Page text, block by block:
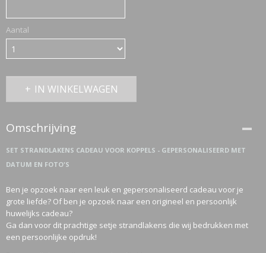
Aantal
IN WINKELWAGEN
Omschrijving
SET STRANDLAKENS CADEAU VOOR KOPPELS - GEPERSONALISEERD MET
DATUM EN FOTO'S
Ben je opzoek naar een leuk en gepersonaliseerd cadeau voor je
grote liefde? Of ben je opzoek naar een origineel en persoonlijk
huwelijks cadeau?
Ga dan voor dit prachtige setje strandlakens die wij bedrukken met
een persoonlijke opdruk!